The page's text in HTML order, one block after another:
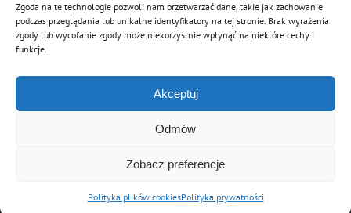
Zgoda na te technologie pozwoli nam przetwarzać dane, takie jak zachowanie
podczas przeglądania lub unikalne identyfikatory na tej stronie. Brak wyrażenia
zgody lub wycofanie zgody może niekorzystnie wpłynąć na niektóre cechy i
funkcje.
Akceptuj
Odmów
Zobacz preferencje
Polityka plików cookiesPolityka prywatności
Podziel się tą informacją
© Copyright 2012 - 2026 | Związek OSP RP
Archiwalna wersja strony